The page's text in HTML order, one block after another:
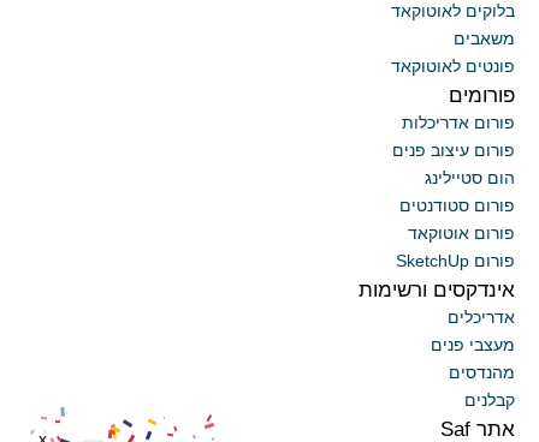
בלוקים לאוטוקאד
משאבים
פונטים לאוטוקאד
פורומים
פורום אדריכלות
פורום עיצוב פנים
הום סטיילינג
פורום סטודנטים
פורום אוטוקאד
פורום SketchUp
אינדקסים ורשימות
אדריכלים
מעצבי פנים
מהנדסים
קבלנים
אתר Saf